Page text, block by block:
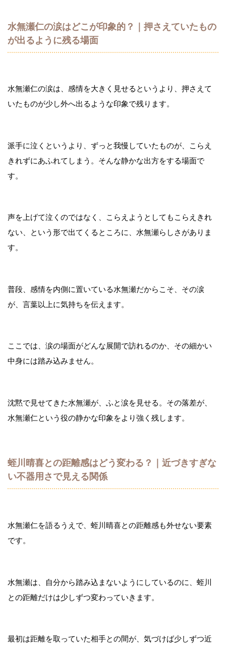
水無瀬仁の涙はどこが印象的？｜押さえていたもの
が出るように残る場面
水無瀬仁の涙は、感情を大きく見せるというより、押さえて
いたものが少し外へ出るような印象で残ります。
派手に泣くというより、ずっと我慢していたものが、こらえ
きれずにあふれてしまう。そんな静かな出方をする場面で
す。
声を上げて泣くのではなく、こらえようとしてもこらえきれ
ない、という形で出てくるところに、水無瀬らしさがありま
す。
普段、感情を内側に置いている水無瀬だからこそ、その涙
が、言葉以上に気持ちを伝えます。
ここでは、涙の場面がどんな展開で訪れるのか、その細かい
中身には踏み込みません。
沈黙で見せてきた水無瀬が、ふと涙を見せる。その落差が、
水無瀬仁という役の静かな印象をより強く残します。
蛭川晴喜との距離感はどう変わる？｜近づきすぎな
い不器用さで見える関係
水無瀬仁を語るうえで、蛭川晴喜との距離感も外せない要素
です。
水無瀬は、自分から踏み込まないようにしているのに、蛭川
との距離だけは少しずつ変わっていきます。
最初は距離を取っていた相手との間が、気づけば少しずつ近